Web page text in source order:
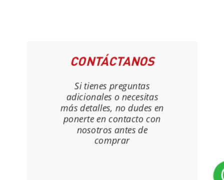
CONTÁCTANOS
Si tienes preguntas
adicionales o necesitas
más detalles, no dudes en
ponerte en contacto con
nosotros antes de
comprar